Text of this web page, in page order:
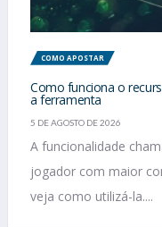
COMO APOSTAR
Como funciona o
a ferramenta
5 DE AGOSTO DE 2026
A funcionalidade
jogador com maior
veja como utilizá-la....